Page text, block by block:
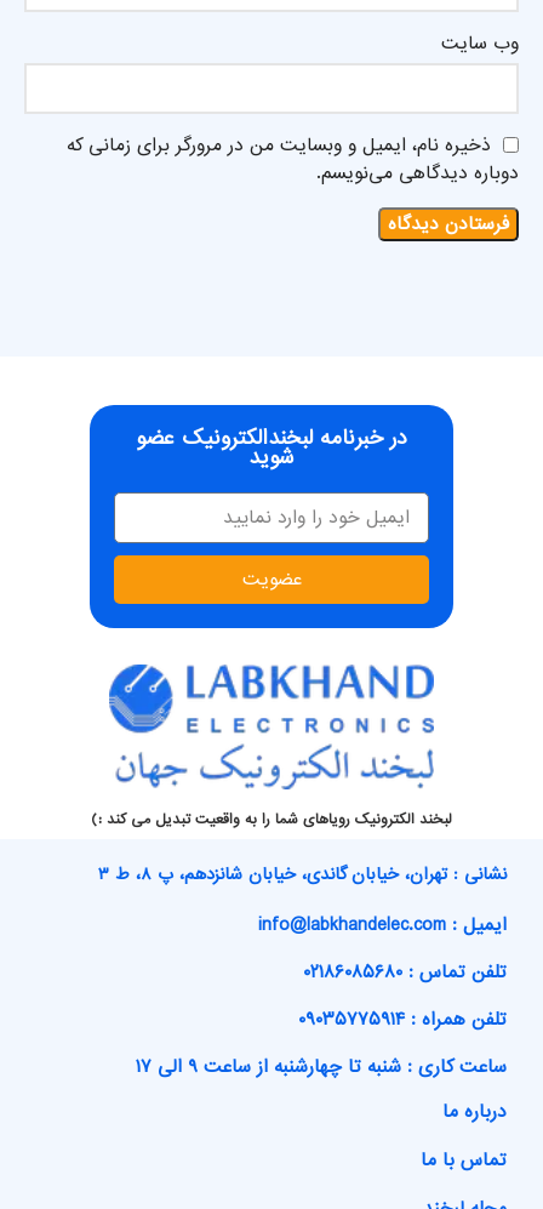
وب‌ سایت
ذخیره نام، ایمیل و وبسایت من در مرورگر برای زمانی که
دوباره دیدگاهی می‌نویسم.
در خبرنامه لبخندالکترونیک عضو
شوید
عضویت
لبخند الکترونیک رویاهای شما را به واقعیت تبدیل می کند :)
نشانی : تهران، خیابان گاندی، خیابان شانزدهم، پ ۸، ط ۳
ایمیل : info@labkhandelec.com
تلفن تماس : ۰۲۱۸۶۰۸۵۶۸۰
تلفن همراه : ۰۹۰۳۵۷۷۵۹۱۴
ساعت کاری : شنبه تا چهارشنبه از ساعت ۹ الی ۱۷
درباره ما
تماس با ما